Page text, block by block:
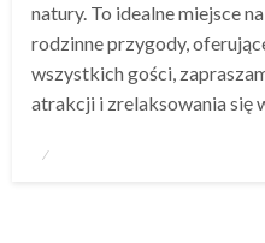
natury. To idealne miejsce
rodzinne przygody,
wszystkich gości,
atrakcji i zrelaksowania się
Opublikowane